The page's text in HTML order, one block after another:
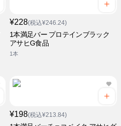
¥228(税込¥246.24)
1本満足バー プロテインブラック
アサヒG食品
1本
¥198(税込¥213.84)